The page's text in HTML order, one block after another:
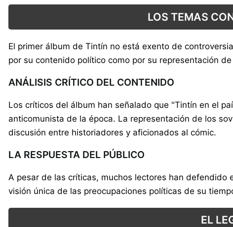
LOS TEMAS
El primer álbum de Tintín no está exento de
por su contenido político como por su representación
ANÁLISIS CRÍTICO DEL CONTENIDO
Los críticos del álbum han señalado que "Tintín en el
anticomunista de la época. La representación de los
discusión entre historiadores y aficionados al cómic.
LA RESPUESTA DEL PÚBLICO
A pesar de las críticas, muchos lectores han
visión única de las preocupaciones políticas de su
EL